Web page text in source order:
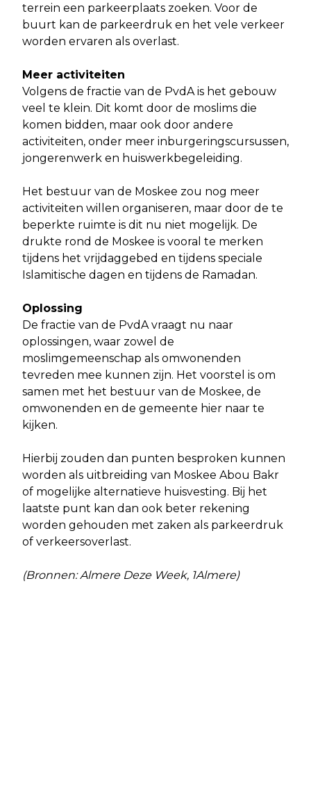
terrein een parkeerplaats zoeken. Voor de
buurt kan de parkeerdruk en het vele verkeer
worden ervaren als overlast.
Meer activiteiten
Volgens de fractie van de PvdA is het gebouw
veel te klein. Dit komt door de moslims die
komen bidden, maar ook door andere
activiteiten, onder meer inburgeringscursussen,
jongerenwerk en huiswerkbegeleiding.
Het bestuur van de Moskee zou nog meer
activiteiten willen organiseren, maar door de te
beperkte ruimte is dit nu niet mogelijk. De
drukte rond de Moskee is vooral te merken
tijdens het vrijdaggebed en tijdens speciale
Islamitische dagen en tijdens de Ramadan.
Oplossing
De fractie van de PvdA vraagt nu naar
oplossingen, waar zowel de
moslimgemeenschap als omwonenden
tevreden mee kunnen zijn. Het voorstel is om
samen met het bestuur van de Moskee, de
omwonenden en de gemeente hier naar te
kijken.
Hierbij zouden dan punten besproken kunnen
worden als uitbreiding van Moskee Abou Bakr
of mogelijke alternatieve huisvesting. Bij het
laatste punt kan dan ook beter rekening
worden gehouden met zaken als parkeerdruk
of verkeersoverlast.
(Bronnen: Almere Deze Week, 1Almere)